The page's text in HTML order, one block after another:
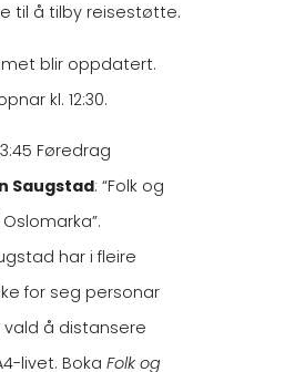
til å tilby reisestøtte.
blir oppdatert.
kl. 12:30.
Føredrag
Saugstad: “Folk og
har i fleire
for seg personar
vald å distansere
livet. Boka Folk og